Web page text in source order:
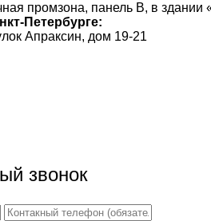
промзона, панель В, в
Петербурге:
Апраксин, дом 19-21
звонок